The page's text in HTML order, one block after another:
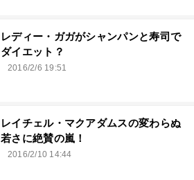
レディー・ガガがシャンパンと寿司で
ダイエット？
2016/2/6 19:51
レイチェル・マクアダムスの変わらぬ
若さに絶賛の嵐！
2016/2/10 14:44